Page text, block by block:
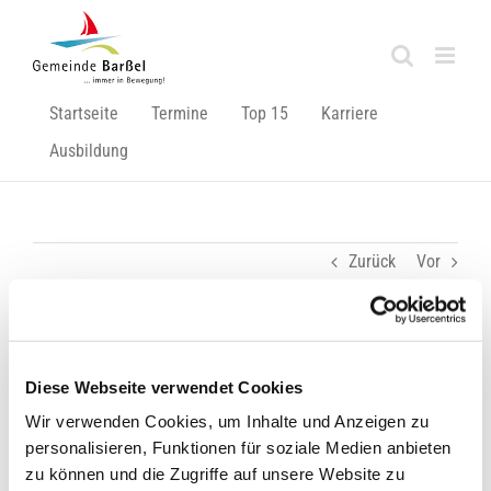
Diese Webseite verwendet Cookies
Wir verwenden Cookies, um Inhalte und Anzeigen zu
personalisieren, Funktionen für soziale Medien anbieten
zu können und die Zugriffe auf unsere Website zu
springen
Startseite Termine Top 15
Karriere
Ausbildung
Zurück Vor
September 2020 um 11 Uhr
Der bundesweite Warntag findet erstmals am 10.
September 2020 statt und wird ab dann jährlich an jedem
zweiten Donnerstag im September durchgeführt. Am